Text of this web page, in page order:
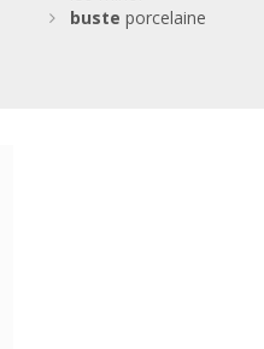
buste porcelaine